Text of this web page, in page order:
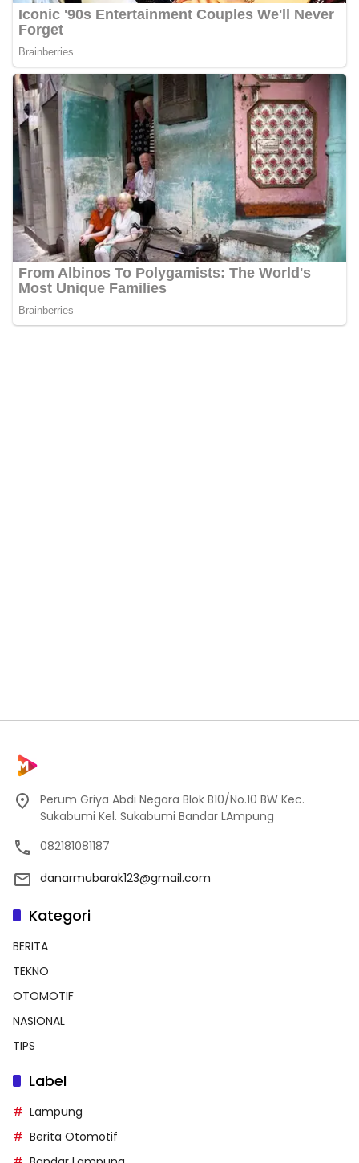
Perum Griya Abdi Negara Blok B10/No.10 BW Kec.
Sukabumi Kel. Sukabumi Bandar LAmpung
082181081187
danarmubarak123@gmail.com
Kategori
BERITA
TEKNO
OTOMOTIF
NASIONAL
TIPS
Label
Lampung
Berita Otomotif